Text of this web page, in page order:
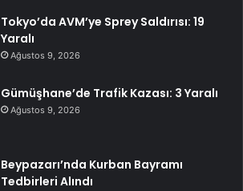
Tokyo’da AVM’ye Sprey Saldırısı: 19
Yaralı
Ağustos 9, 2026
Gümüşhane’de Trafik Kazası: 3 Yaralı
Ağustos 9, 2026
Beypazarı’nda Kurban Bayramı
Tedbirleri Alındı